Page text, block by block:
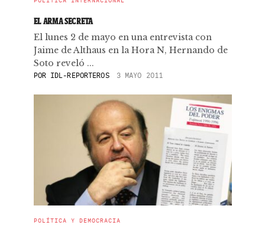
EL ARMA SECRETA
El lunes 2 de mayo en una entrevista con
Jaime de Althaus en la Hora N, Hernando de
Soto reveló ...
POR IDL-REPORTEROS 3 MAYO 2011
POLÍTICA Y DEMOCRACIA